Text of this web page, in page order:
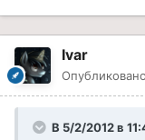
Ivar
Опубликовано
В 5/2/2012 в